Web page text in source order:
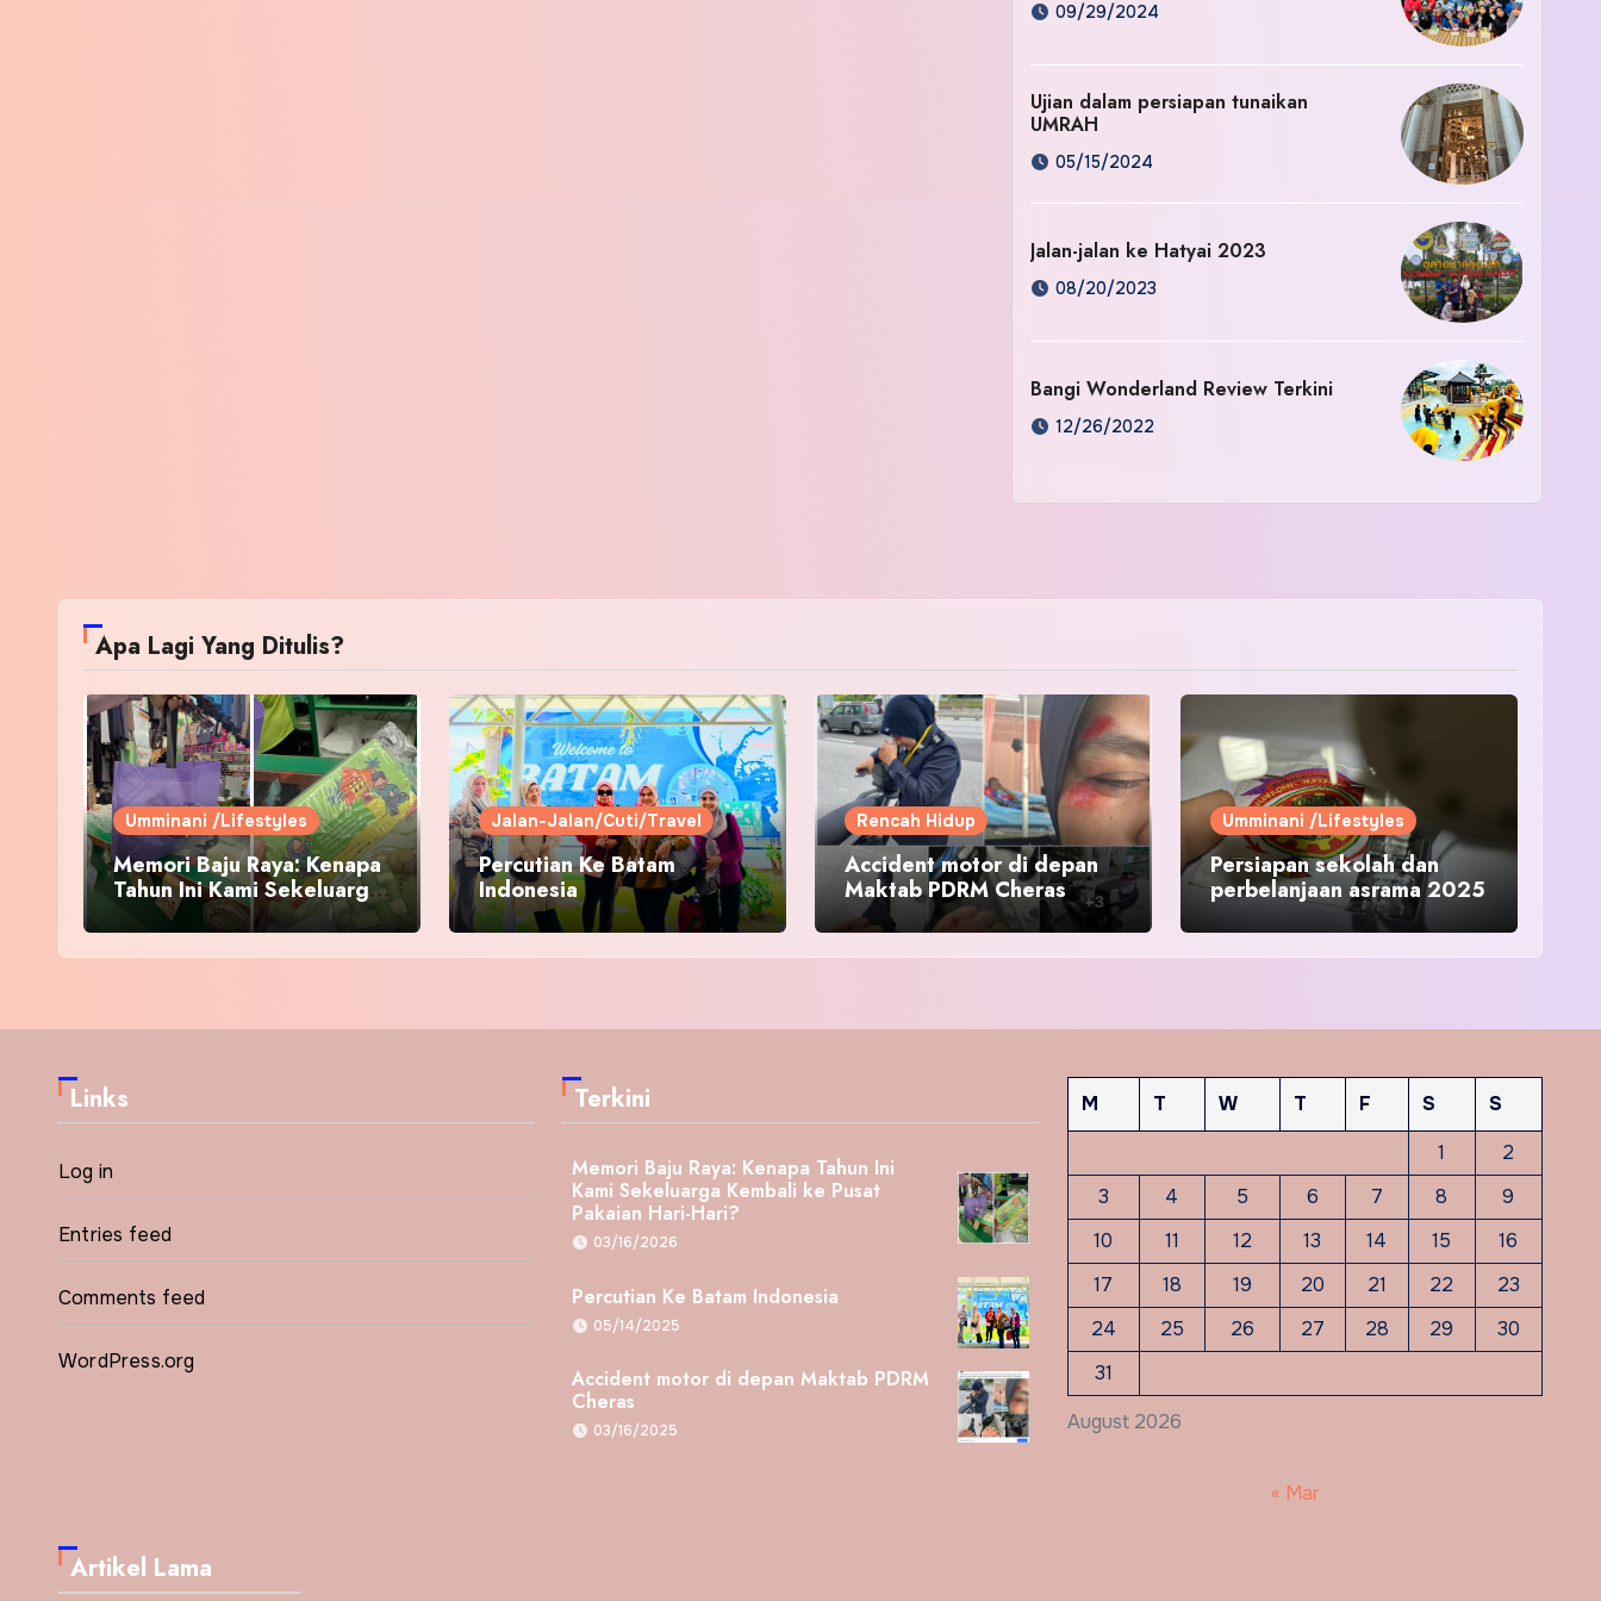
09/29/2024
Ujian dalam persiapan tunaikan
UMRAH
05/15/2024
Jalan-jalan ke Hatyai 2023
08/20/2023
Bangi Wonderland Review Terkini
12/26/2022
Apa Lagi Yang Ditulis?
Umminani /Lifestyles
Memori Baju Raya: Kenapa
Tahun Ini Kami Sekeluarga
Kembali ke Pusat Pakaian
Hari-Hari?
Jalan-Jalan/Cuti/Travel
Percutian Ke Batam
Indonesia
Rencah Hidup
Accident motor di depan
Maktab PDRM Cheras
Umminani /Lifestyles
Persiapan sekolah dan
perbelanjaan asrama 2025
Links
Log in
Entries feed
Comments feed
WordPress.org
Terkini
Memori Baju Raya: Kenapa Tahun Ini
Kami Sekeluarga Kembali ke Pusat
Pakaian Hari-Hari?
03/16/2026
Percutian Ke Batam Indonesia
05/14/2025
Accident motor di depan Maktab PDRM
Cheras
03/16/2025 August 2026
M T W T F S
S
1
2
3
4 5 6 7 8
9
10
11 12 13 14 15
16
17
18 19 20 21 22
23
24
25 26 27 28 29
30
31
« Mar
Artikel Lama